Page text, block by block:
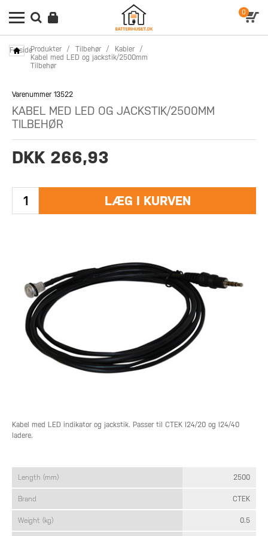
0
ForsideProdukter / Tilbehør / Kabler
/
Kabel med LED og jackstik/2500mm
Tilbehør
Varenummer 13522
KABEL MED LED OG JACKSTIK/2500MM
TILBEHØR
DKK 266,93
Kabel med LED indikator og jackstik. Passer til CTEK I24/20 og I24/40
ladere.
Length (mm) 2500
Brand CTEK
Weight (kg) 0.5